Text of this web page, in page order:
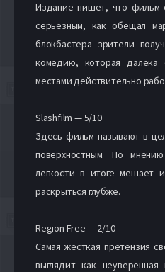
Издание пишет, что фильм
серьезным, как обещал
блокбастера зрители
комедию, которая
местами действительно
Slashfilm — 5/10
Здесь фильм называют в
поверхностным. По
легкости в итоге мешает
раскрыться глубже.
Region Free — 2/10
Самая жесткая претензия
выглядит как